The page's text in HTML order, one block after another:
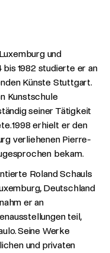
und
1982 studierte er an
Künste Stuttgart.
Kunstschule
seiner Tätigkeit
1998 erhielt er den
verliehenen Pierre-
bekam.
Roland Schauls
Deutschland
er an
teil,
Seine Werke
und privaten